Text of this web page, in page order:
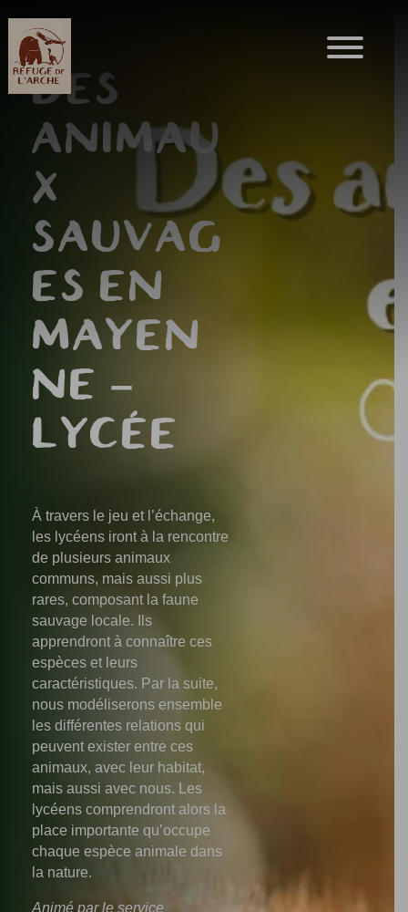
DES
ANIMAU
X
SAUVAG
ES EN
MAYEN
NE –
LYCÉE
À travers le jeu et l’échange,
les lycéens iront à la rencontre
de plusieurs animaux
communs, mais aussi plus
rares, composant la faune
sauvage locale. Ils
apprendront à connaître ces
espèces et leurs
caractéristiques. Par la suite,
nous modéliserons ensemble
les différentes relations qui
peuvent exister entre ces
animaux, avec leur habitat,
mais aussi avec nous. Les
lycéens comprendront alors la
place importante qu’occupe
chaque espèce animale dans
la nature.
Animé par le service